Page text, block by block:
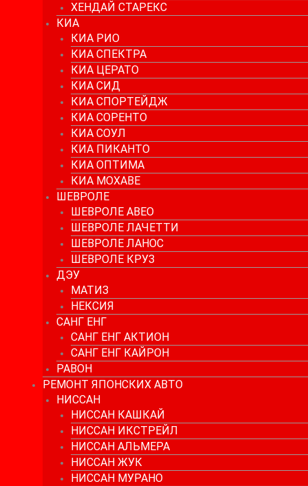
ХЕНДАЙ СТАРЕКС
КИА
КИА РИО
КИА СПЕКТРА
КИА ЦЕРАТО
КИА СИД
КИА СПОРТЕЙДЖ
КИА СОРЕНТО
КИА СОУЛ
КИА ПИКАНТО
КИА ОПТИМА
КИА МОХАВЕ
ШЕВРОЛЕ
ШЕВРОЛЕ АВЕО
ШЕВРОЛЕ ЛАЧЕТТИ
ШЕВРОЛЕ ЛАНОС
ШЕВРОЛЕ КРУЗ
ДЭУ
МАТИЗ
НЕКСИЯ
САНГ ЕНГ
САНГ ЕНГ АКТИОН
САНГ ЕНГ КАЙРОН
РАВОН
РЕМОНТ ЯПОНСКИХ АВТО
НИССАН
НИССАН КАШКАЙ
НИССАН ИКСТРЕЙЛ
НИССАН АЛЬМЕРА
НИССАН ЖУК
НИССАН МУРАНО